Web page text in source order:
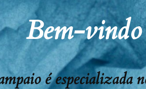
Bem-
é especializada